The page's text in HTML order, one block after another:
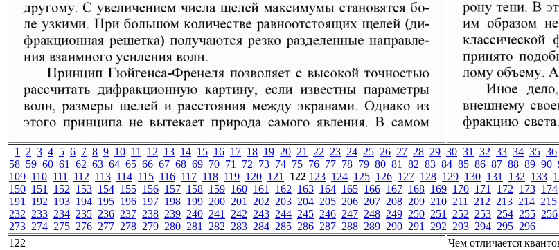
1 2 3 4 5 6 7 8 9 10 11 12 13 14 15 16 17 18 19 20 21 22 23 24 25 26 27 28 29 30 31 32 33 34 35 36
58 59 60 61 62 63 64 65 66 67 68 69 70 71 72 73 74 75 76 77 78 79 80 81 82 83 84 85 86 87 88 89 90
109 110 111 112 113 114 115 116 117 118 119 120 121 122 123 124 125 126 127 128 129 130 131 132 133
150 151 152 153 154 155 156 157 158 159 160 161 162 163 164 165 166 167 168 169 170 171 172 173 174
191 192 193 194 195 196 197 198 199 200 201 202 203 204 205 206 207 208 209 210 211 212 213 214 215
232 233 234 235 236 237 238 239 240 241 242 243 244 245 246 247 248 249 250 251 252 253 254 255 256
273 274 275 276 277 278 279 280 281 282 283 284 285 286 287 288 289 290 291 292 293 294 295 296
122
Чем отличается